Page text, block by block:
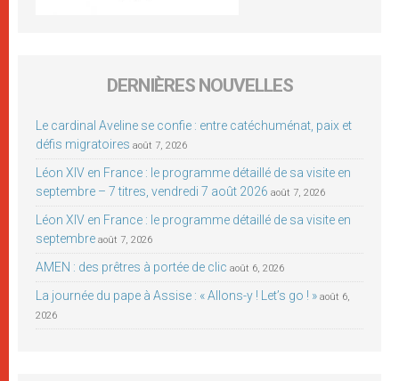
DERNIÈRES NOUVELLES
Le cardinal Aveline se confie : entre catéchuménat, paix et
défis migratoires août 7, 2026
Léon XIV en France : le programme détaillé de sa visite en
septembre – 7 titres, vendredi 7 août 2026 août 7, 2026
Léon XIV en France : le programme détaillé de sa visite en
septembre août 7, 2026
AMEN : des prêtres à portée de clic août 6, 2026
La journée du pape à Assise : « Allons-y ! Let’s go ! » août 6,
2026